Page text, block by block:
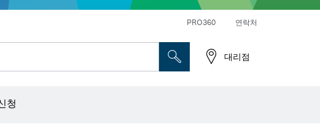
PRO360 연락처
대리점
청